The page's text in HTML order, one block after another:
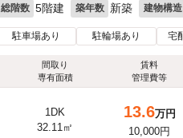
総階数 5階建 築年数 新築 建物構造
駐車場あり 駐輪場あり 宅
間取り
専有面積
賃料
管理費等
1DK
32.11㎡
13.6万円
10,000円